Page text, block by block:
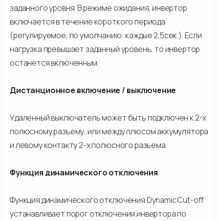
заданного уровня. В режиме ожидания, инвертор
включается в течение короткого периода
(регулируемое, по умолчанию: каждые 2,5сек.). Если
нагрузка превышает заданный уровень, то инвертор
останется включенным.
Дистанционное включение / выключение
Удаленный выключатель может быть подключен к 2-х
полюсному разъему, или между плюсом аккумулятора
и левому контакту 2-х полюсного разъема.
Функция динамического отключения
Функция динамического отключения Dynamic Cut-off
устанавливает порог отключения инвертора по